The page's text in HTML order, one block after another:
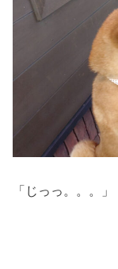
「じっっ。。。」